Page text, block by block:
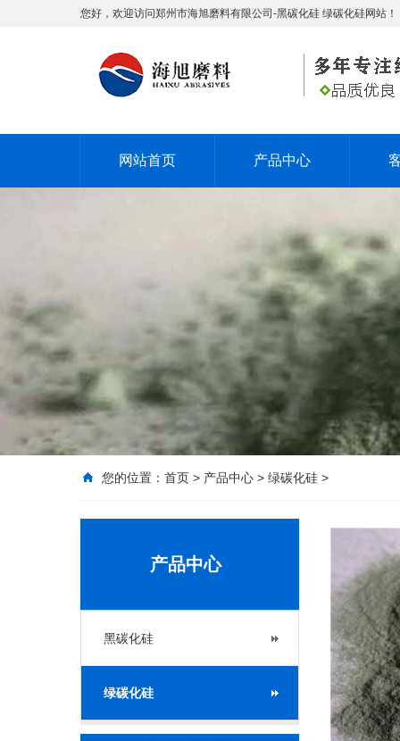
您好，欢迎访问郑州市海旭磨料有限公司-黑碳化硅 绿碳化硅网站！
网站首页 产品中心
您的位置： 首页 > 产品中心 > 绿碳化硅 >
产品中心
黑碳化硅
绿碳化硅